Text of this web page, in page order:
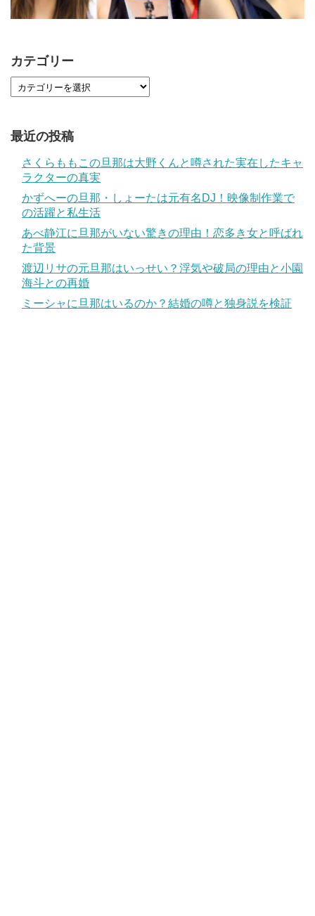
カテゴリー
最近の投稿
さくらももこの旦那は大野くんと噂された実在したキャ
ラクターの真実
かずへーの旦那・しょーたは元有名DJ！映像制作業で
の活躍と私生活
あべ静江に旦那がいない驚きの理由！恋多き女と呼ばれ
た背景
渡辺リサの元旦那はいっせい？浮気や破局の理由と小園
海斗との再婚
ミーシャに旦那はいるのか？結婚の噂と独身説を検証